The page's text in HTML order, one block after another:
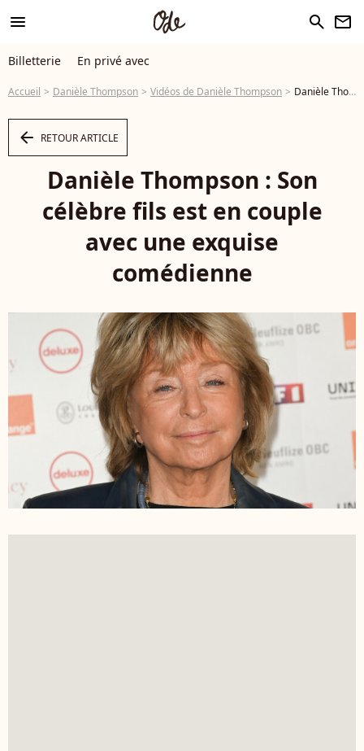
menu search newsletter
Billetterie En privé avec
Accueil Danièle Thompson Vidéos de Danièle Thompson Danièle Thompson : Son célèbre fils est en couple avec une exquise comédienne - Vidéo
arrow_left RETOUR ARTICLE
Danièle Thompson : Son
célèbre fils est en couple
avec une exquise
comédienne